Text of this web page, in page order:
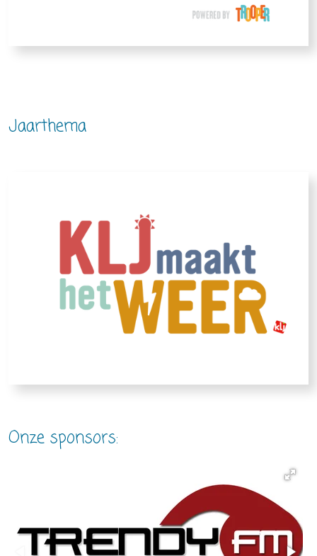
Jaarthema
Onze sponsors: